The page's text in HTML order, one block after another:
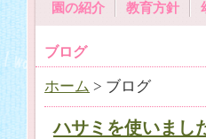
園の紹介 教育方針
ブログ
ホーム > ブログ
ハサミを使いまし